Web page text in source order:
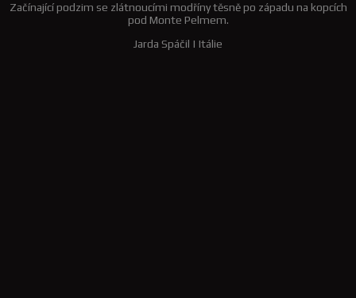
Začínající podzim se zlátnoucími modříny těsně po západu na kopcích
pod Monte Pelmem.
Jarda Spáčil | Itálie